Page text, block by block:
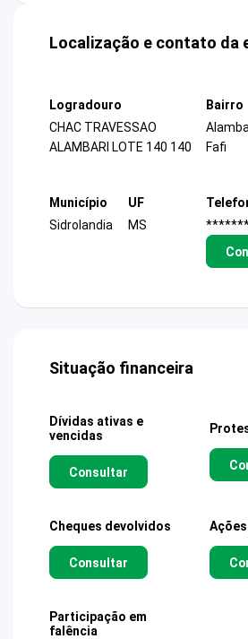
Localização e contato da
Logradouro
CHAC TRAVESSAO
ALAMBARI LOTE 140 140
Bairro
Fafi
Município
Sidrolandia
UF
MS
Situação financeira
Dívidas ativas e
vencidas
Consultar
Cheques devolvidos
Consultar
Participação em
falência